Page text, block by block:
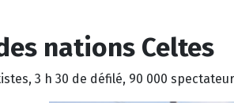
nations Celtes
3 h 30 de défilé, 90 000